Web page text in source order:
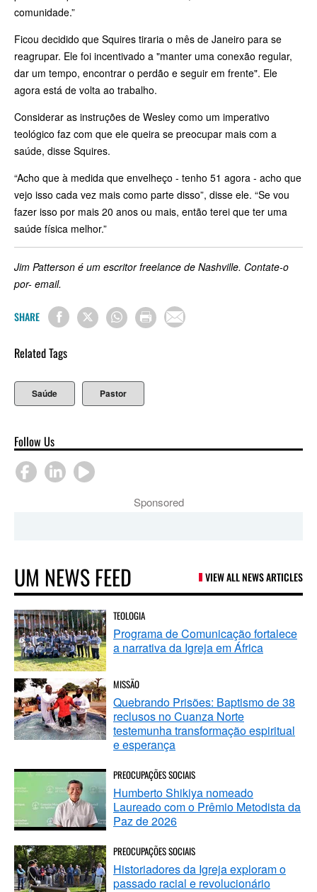
comunidade.”
Ficou decidido que Squires tiraria o mês de Janeiro para se
reagrupar. Ele foi incentivado a "manter uma conexão regular,
dar um tempo, encontrar o perdão e seguir em frente". Ele
agora está de volta ao trabalho.
Considerar as instruções de Wesley como um imperativo
teológico faz com que ele queira se preocupar mais com a
saúde, disse Squires.
“Acho que à medida que envelheço - tenho 51 agora - acho que
vejo isso cada vez mais como parte disso”, disse ele. “Se vou
fazer isso por mais 20 anos ou mais, então terei que ter uma
saúde física melhor.”
Jim Patterson é um escritor freelance de Nashville. Contate-o
por- email.
SHARE
Related Tags
Saúde Pastor
Follow Us
Sponsored
UM NEWS FEED VIEW ALL NEWS ARTICLES
TEOLOGIA
Programa de Comunicação fortalece
a narrativa da Igreja em África
MISSÃO
Quebrando Prisões: Baptismo de 38
reclusos no Cuanza Norte
testemunha transformação espiritual
e esperança
PREOCUPAÇÕES SOCIAIS
Humberto Shikiya nomeado
Laureado com o Prêmio Metodista da
Paz de 2026
PREOCUPAÇÕES SOCIAIS
Historiadores da Igreja exploram o
passado racial e revolucionário